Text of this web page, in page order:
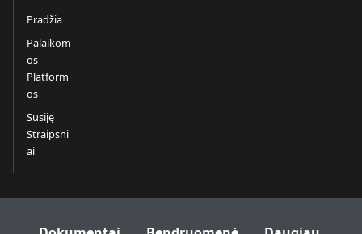
Pradžia
Palaikom
os
Platform
os
Susiję
Straipsni
ai